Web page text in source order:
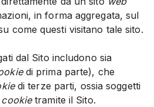
in forma aggregata, sul
come questi visitano tale sito.
dal Sito includono sia
di prima parte), che
di terze parti, ossia soggetti
cookietramite il Sito.